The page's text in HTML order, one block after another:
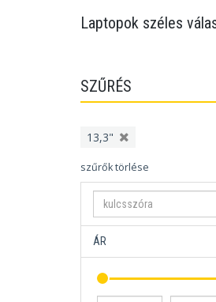
Laptopok széles
SZŰRÉS
13,3"
szűrők törlése
ÁR